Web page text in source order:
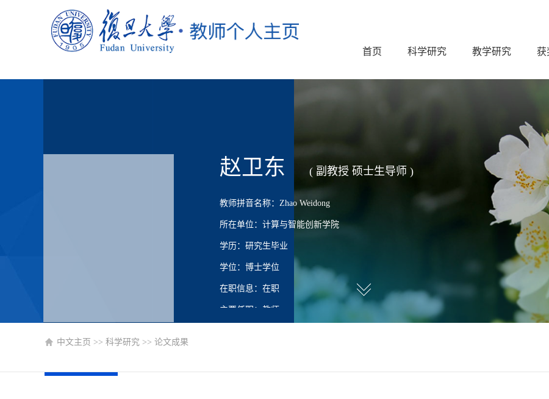
首页 科学研究 教学研究 获
赵卫东 ( 副教授 硕士生导师 )
教师拼音名称：Zhao Weidong
所在单位：计算与智能创新学院
学历：研究生毕业
学位：博士学位
在职信息：在职
主要任职：教师
中文主页 >> 科学研究 >> 论文成果